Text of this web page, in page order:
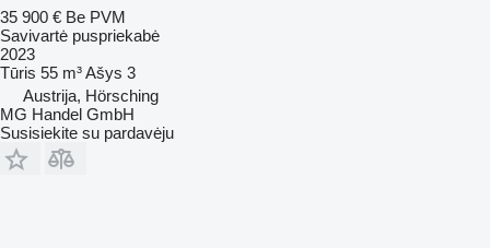
35 900 € Be PVM
Savivartė puspriekabė
2023
Tūris 55 m³Ašys 3
Austrija, Hörsching
MG Handel GmbH
Susisiekite su pardavėju